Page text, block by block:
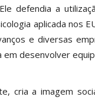
defendia a
aplicada nos
e diversas
em desenvolver
cria a imagem